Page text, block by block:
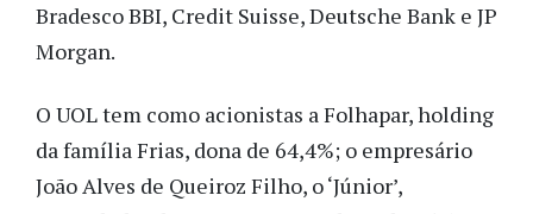
Bradesco BBI, Credit Suisse, Deutsche Bank e JP
Morgan.
O UOL tem como acionistas a Folhapar, holding
da família Frias, dona de 64,4%; o empresário
João Alves de Queiroz Filho, o ‘Júnior’,